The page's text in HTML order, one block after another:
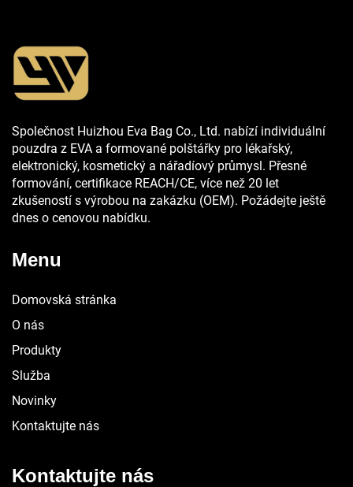
Společnost Huizhou Eva Bag Co., Ltd. nabízí individuální
pouzdra z EVA a formované polštářky pro lékařský,
elektronický, kosmetický a nářadíový průmysl. Přesné
formování, certifikace REACH/CE, více než 20 let
zkušeností s výrobou na zakázku (OEM). Požádejte ještě
dnes o cenovou nabídku.
Menu
Domovská stránka
O nás
Produkty
Služba
Novinky
Kontaktujte nás
Kontaktujte nás